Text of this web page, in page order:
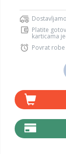
Platite
karticama
Povrat